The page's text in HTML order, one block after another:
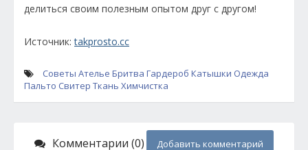
делиться своим полезным опытом друг с другом!
Источник:takprosto.cc
Советы Ателье Бритва Гардероб Катышки Одежда
Пальто Свитер Ткань Химчистка
Комментарии (0) Добавить комментарий